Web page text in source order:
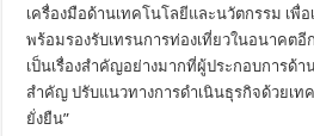
เครื่องมือด้านเทคโนโลยีและนวัตกรรม เพื่
พร้อมรองรับเทรนการท่องเที่ยวในอนาคตอี
เป็นเรื่องสำคัญอย่างมากที่ผู้ประกอบการด้า
สำคัญ ปรับแนวทางการดำเนินธุรกิจด้วยเท
ยั่งยืน”